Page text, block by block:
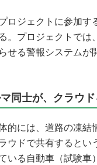
ロジェクトに参加す
。プロジェクトでは
せる警報システムが
同士が、クラウ
的には、道路の凍結
ウドで共有するとい
いる自動車（試験車